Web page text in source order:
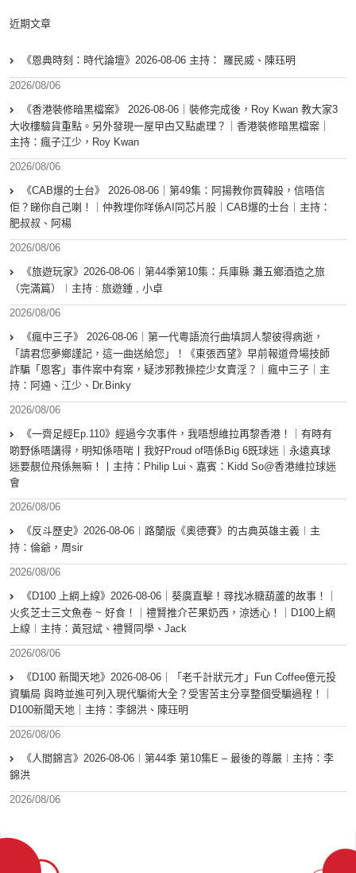
近期文章
《恩典時刻：時代論壇》2026-08-06 主持： 羅民威、陳珏明
2026/08/06
《香港裝修暗黑檔案》 2026-08-06｜裝修完成後，Roy Kwan 教大家3
大收樓驗貨重點。另外發現一屋曱甴又點處理？｜香港裝修暗黑檔案｜
主持：瘋子江少，Roy Kwan
2026/08/06
《CAB爆的士台》 2026-08-06｜第49集：阿揚教你買韓股，信唔信
佢？睇你自己喇！｜仲教埋你咩係AI同芯片股｜CAB爆的士台｜主持：
肥叔叔、阿楊
2026/08/06
《旅遊玩家》2026-08-06︱第44季第10集：兵庫縣 灘五鄉酒造之旅
（完滿篇）︱主持 : 旅遊鍾 , 小卓
2026/08/06
《瘋中三子》 2026-08-06｜第一代粵語流行曲填詞人黎彼得病逝，
「請君您夢鄉謹記，這一曲送給您」！《東張西望》早前報道骨場技師
詐騙「恩客」事件案中有案，疑涉邪教操控少女賣淫？｜瘋中三子｜主
持：阿通、江少、Dr.Binky
2026/08/06
《一齊足經Ep.110》經過今次事件，我唔想維拉再黎香港！｜有時有
啲野係唔講得，明知係唔啱丨我好Proud of唔係Big 6既球迷｜永遠真球
迷要靚位飛係無嘛！丨主持：Philip Lui、嘉賓：Kidd So@香港維拉球迷
會
2026/08/06
《反斗歷史》2026-08-06︱路蘭版《奧德賽》的古典英雄主義︱主
持：倫爺，周sir
2026/08/06
《D100 上綱上線》2026-08-06｜葵廣直擊！尋找冰糖葫蘆的故事！｜
火炙芝士三文魚卷 ~ 好食！｜禮賢推介芒果奶西，涼透心！｜D100上綱
上線︱主持：黃冠斌、禮賢同學、Jack
2026/08/06
《D100 新聞天地》2026-08-06｜「老千計狀元才」Fun Coffee億元投
資騙局 與時並進可列入現代騙術大全？受害苦主分享整個受騙過程！｜
D100新聞天地｜主持：李錦洪、陳珏明
2026/08/06
《人間錦言》2026-08-06︱第44季 第10集E – 最後的尊嚴︱主持：李
錦洪
2026/08/06